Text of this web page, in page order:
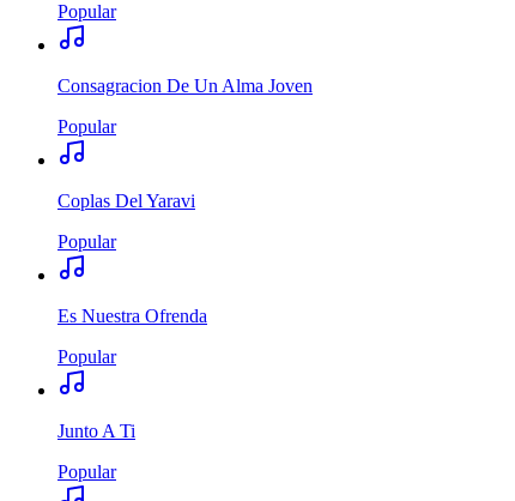
Popular
Consagracion De Un Alma Joven
Popular
Coplas Del Yaravi
Popular
Es Nuestra Ofrenda
Popular
Junto A Ti
Popular